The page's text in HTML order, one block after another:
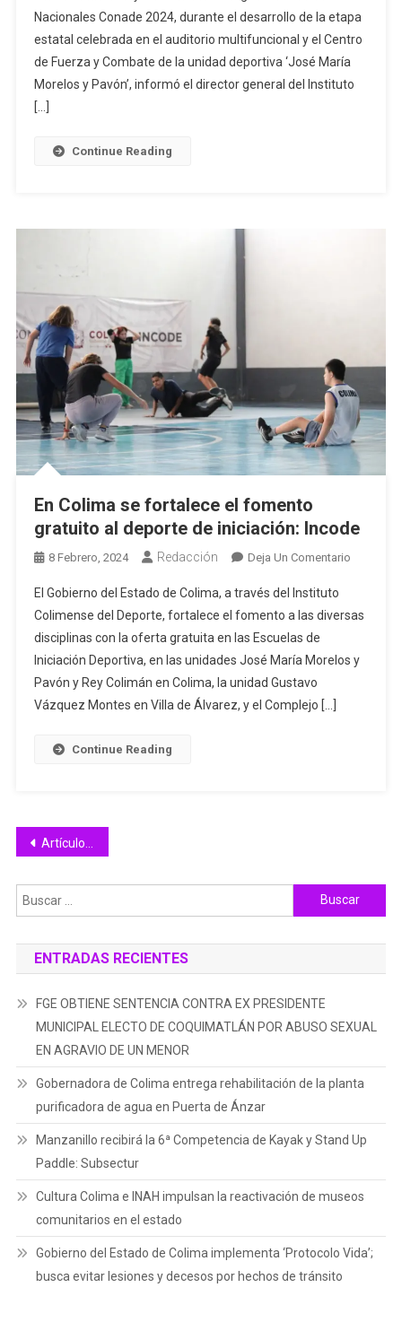
Al
Macro-
Regional
De
Nacionales Conade 2024, durante el desarrollo de la etapa
estatal celebrada en el auditorio multifuncional y el Centro
de Fuerza y Combate de la unidad deportiva ‘José María
Morelos y Pavón’, informó el director general del Instituto
[…]
Continue Reading
En Colima se fortalece el fomento
gratuito al deporte de iniciación: Incode
8 Febrero, 2024 Redacción Deja Un ComentarioEn
Se
El
El Gobierno del Estado de Colima, a través del Instituto
Colimense del Deporte, fortalece el fomento a las diversas
disciplinas con la oferta gratuita en las Escuelas de
Iniciación Deportiva, en las unidades José María Morelos y
Pavón y Rey Colimán en Colima, la unidad Gustavo
Vázquez Montes en Villa de Álvarez, y el Complejo […]
Continue Reading
Navegación
de
entradas
Artículos antiguos
Buscar:
ENTRADAS RECIENTES
FGE OBTIENE SENTENCIA CONTRA EX PRESIDENTE
MUNICIPAL ELECTO DE COQUIMATLÁN POR ABUSO SEXUAL
EN AGRAVIO DE UN MENOR
Gobernadora de Colima entrega rehabilitación de la planta
purificadora de agua en Puerta de Ánzar
Manzanillo recibirá la 6ª Competencia de Kayak y Stand Up
Paddle: Subsectur
Cultura Colima e INAH impulsan la reactivación de museos
comunitarios en el estado
Gobierno del Estado de Colima implementa ‘Protocolo Vida’;
busca evitar lesiones y decesos por hechos de tránsito